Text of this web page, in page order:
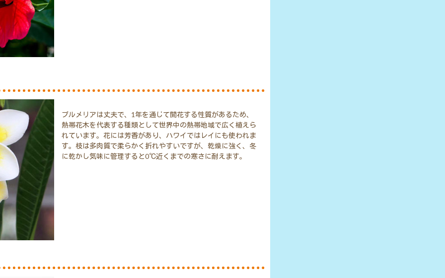
プルメリアは丈夫で、1年を通じて開花する性質があるため、
熱帯花木を代表する種類として世界中の熱帯地域で広く植えら
れています。花には芳香があり、ハワイではレイにも使われま
す。枝は多肉質で柔らかく折れやすいですが、乾燥に強く、冬
に乾かし気味に管理すると0℃近くまでの寒さに耐えます。